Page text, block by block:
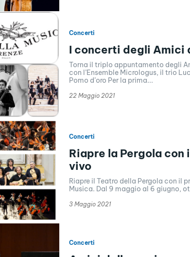
Concerti
I concerti degli Amici
Torna il triplo appuntamento degli
con l’Ensemble Micrologus, il trio
Pomo d’oro Per la prima...
22 Maggio 2021
Concerti
Riapre la Pergola
vivo
Riapre il Teatro della Pergola con il
Musica. Dal 9 maggio al 6 giugno,
3 Maggio 2021
Concerti